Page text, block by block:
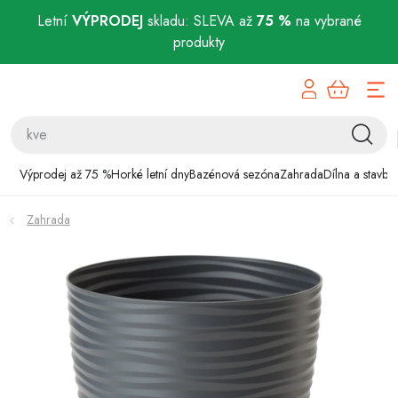
Letní VÝPRODEJskladu: SLEVA až 75 % na vybrané
produkty
Výprodej až 75 %Horké letní dnyBazénová sezónaZahradaDílna a stavba
Bazénová sezóna
Zahrada
Dílna a stavba
Domácnost
Chovatelské potřeby
Zahrada